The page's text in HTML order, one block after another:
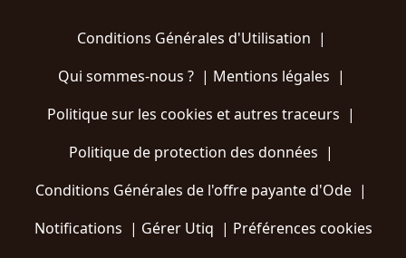
Conditions Générales d'Utilisation |
Qui sommes-nous ?| Mentions légales |
Politique sur les cookies et autres traceurs |
Politique de protection des données |
Conditions Générales de l'offre payante d'Ode |
Notifications | Gérer Utiq | Préférences cookies